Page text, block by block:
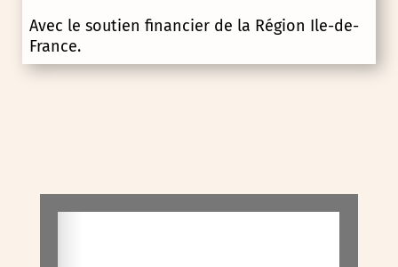
Avec le soutien financier de la Région Ile-de-
France.